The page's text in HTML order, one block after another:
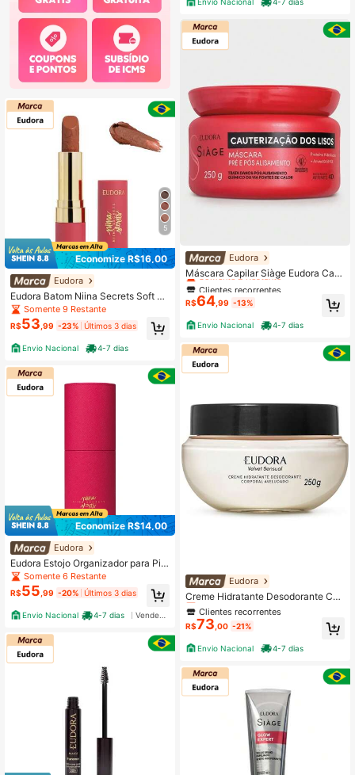
5
Economize R$16,00
Eudora
Eudora Batom Niina Secrets Soft Pe
tals 3,8g
Somente 9 Restante
R$53 ,99 -23% Últimos 3 dias
Envio Nacional 4-7 dias
Economize R$14,00
Eudora
Eudora Estojo Organizador para Pin
céis Pink Case Niina Secrets
Somente 6 Restante
R$55 ,99 -20% Últimos 3 dias
Envio Nacional 4-7 dias
Somente 2 Restante
Eudora
Máscara Capilar Siàge Eudora Caut
erização dos Lisos 250gr
Clientes recorrentes
Somente 2 Restante
Clientes recorrentes
Somente 2 Restante
Clientes recorrentes
Somente 2 Restante
Somente 2 Restante
R$64 ,99 -13%
Envio Nacional 4-7 dias
Eudora
Creme Hidratante Desodorante Cor
poral Aveludado Eudora Velvet Sen
sual 250g
Clientes recorrentes
Somente 3 Restante
Clientes recorrentes
Somente 3 Restante
Clientes recorrentes
Somente 3 Restante
Somente 3 Restante
R$73 ,00 -21%
Envio Nacional 4-7 dias